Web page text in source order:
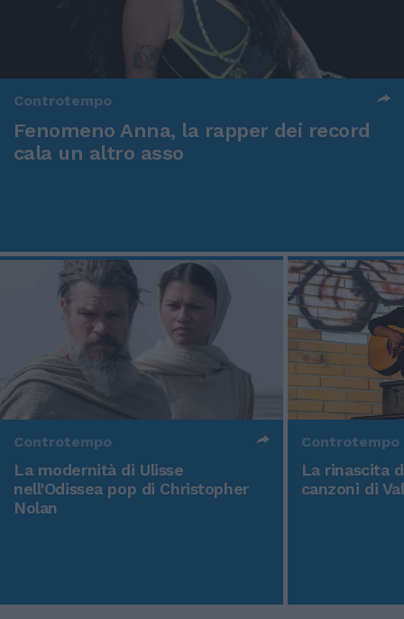
Controtempo
Fenomeno Anna, la rapper dei record
cala un altro asso
Controtempo
La modernità di Ulisse
nell'Odissea pop di Christopher
Nolan
Controtempo
La rinascita
canzoni di